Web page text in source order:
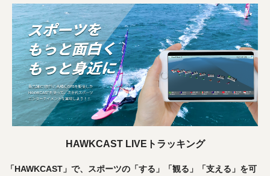
HAWKCAST LIVEトラッキング
「HAWKCAST」で、スポーツの「する」「観る」「支える」を可